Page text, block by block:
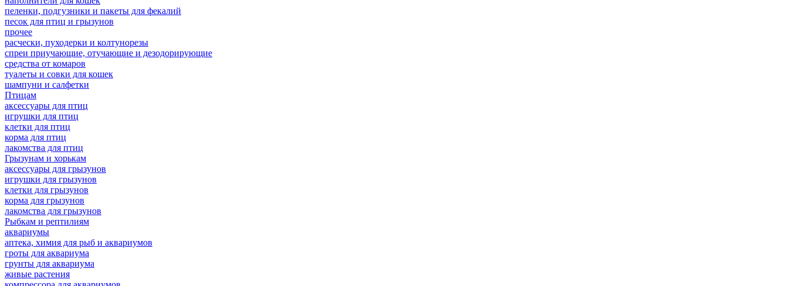
пеленки, подгузники и пакеты для фекалий
песок для птиц и грызунов
прочее
расчески, пуходерки и колтунорезы
спреи приучающие, отучающие и дезодорирующие
средства от комаров
туалеты и совки для кошек
шампуни и салфетки
Птицам
аксессуары для птиц
игрушки для птиц
клетки для птиц
корма для птиц
лакомства для птиц
Грызунам и хорькам
аксессуары для грызунов
игрушки для грызунов
клетки для грызунов
корма для грызунов
лакомства для грызунов
Рыбкам и рептилиям
аквариумы
аптека, химия для рыб и аквариумов
гроты для аквариума
грунты для аквариума
живые растения